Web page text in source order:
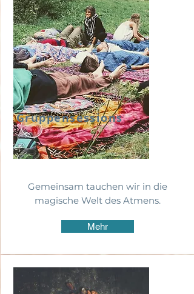
Gruppensessions
Gemeinsam tauchen wir in die
magische Welt des Atmens.
Mehr